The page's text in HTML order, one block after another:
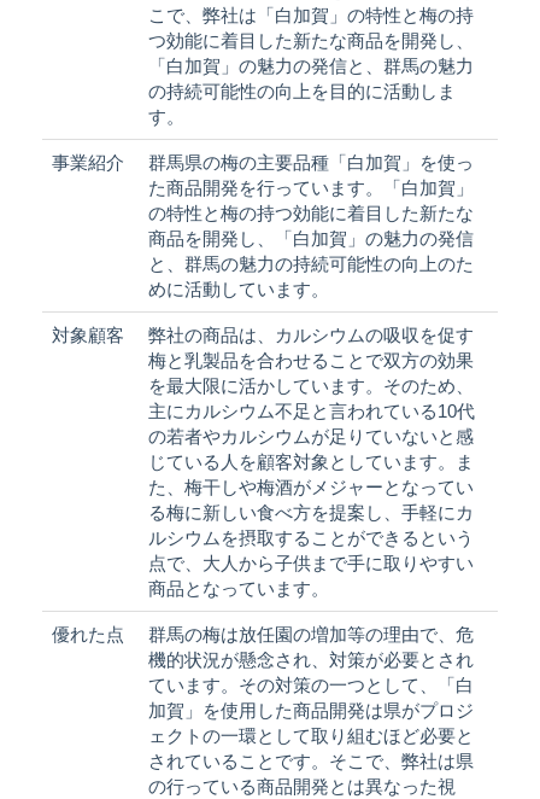
こで、弊社は「白加賀」の特性と梅の持
つ効能に着目した新たな商品を開発し、
「白加賀」の魅力の発信と、群馬の魅力
の持続可能性の向上を目的に活動しま
す。
事業紹介
群馬県の梅の主要品種「白加賀」を使っ
た商品開発を行っています。「白加賀」
の特性と梅の持つ効能に着目した新たな
商品を開発し、「白加賀」の魅力の発信
と、群馬の魅力の持続可能性の向上のた
めに活動しています。
対象顧客
弊社の商品は、カルシウムの吸収を促す
梅と乳製品を合わせることで双方の効果
を最大限に活かしています。そのため、
主にカルシウム不足と言われている10代
の若者やカルシウムが足りていないと感
じている人を顧客対象としています。ま
た、梅干しや梅酒がメジャーとなってい
る梅に新しい食べ方を提案し、手軽にカ
ルシウムを摂取することができるという
点で、大人から子供まで手に取りやすい
商品となっています。
優れた点
群馬の梅は放任園の増加等の理由で、危
機的状況が懸念され、対策が必要とされ
ています。その対策の一つとして、「白
加賀」を使用した商品開発は県がプロジ
ェクトの一環として取り組むほど必要と
されていることです。そこで、弊社は県
の行っている商品開発とは異なった視